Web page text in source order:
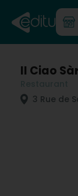
Il Ciao
3 Rue de